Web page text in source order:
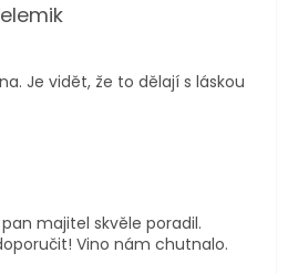
je 5 z 5 hvězdiček.
Je vidět, že to dělají s láskou
je 5 z 5 hvězdiček.
majitel skvěle poradil.
Vino nám chutnalo.